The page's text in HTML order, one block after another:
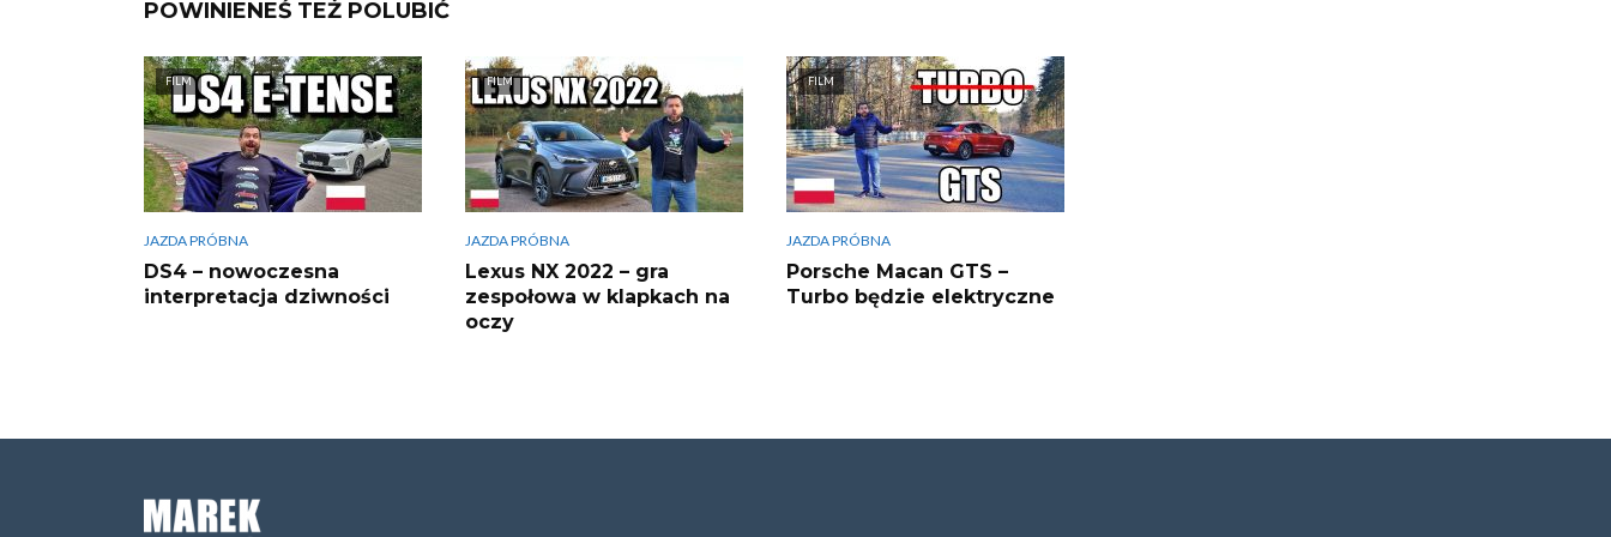
POWINIENEŚ TEŻ POLUBIĆ
FILM
JAZDA PRÓBNA
DS4 – nowoczesna
interpretacja dziwności
FILM
JAZDA PRÓBNA
Lexus NX 2022 – gra
zespołowa w klapkach na
oczy
FILM
JAZDA PRÓBNA
Porsche Macan GTS –
Turbo będzie elektryczne